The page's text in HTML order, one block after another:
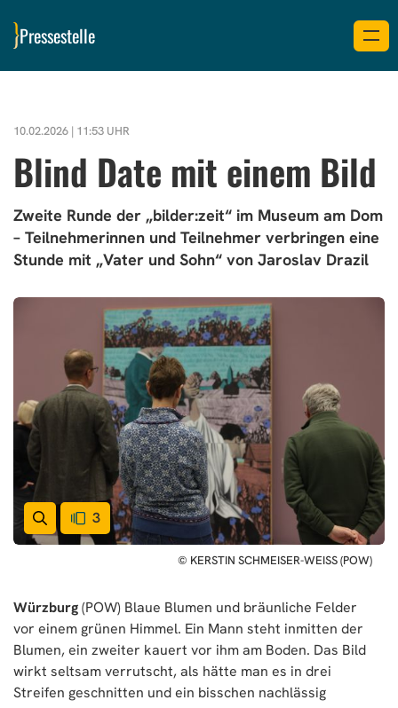
Pressestelle
© KERSTIN SCHMEISER-WEISS (POW)
3
10.02.2026 | 11:53 UHR
Blind Date mit einem Bild
Zweite Runde der „bilder:zeit“ im Museum am Dom
– Teilnehmerinnen und Teilnehmer verbringen eine
Stunde mit „Vater und Sohn“ von Jaroslav Drazil
Würzburg(POW) Blaue Blumen und bräunliche Felder
vor einem grünen Himmel. Ein Mann steht inmitten der
Blumen, ein zweiter kauert vor ihm am Boden. Das Bild
wirkt seltsam verrutscht, als hätte man es in drei
Streifen geschnitten und ein bisschen nachlässig